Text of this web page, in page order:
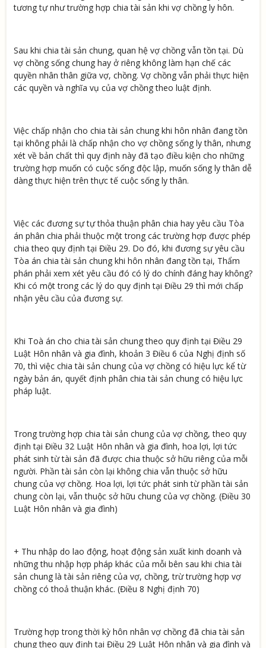
tương tự như trường hợp chia tài sản khi vợ chồng ly hôn.
Sau khi chia tài sản chung, quan hệ vợ chồng vẫn tồn tại. Dù
vợ chồng sống chung hay ở riêng không làm hạn chế các
quyền nhân thân giữa vợ, chồng. Vợ chồng vẫn phải thực hiện
các quyền và nghĩa vụ của vợ chồng theo luật định.
Việc chấp nhận cho chia tài sản chung khi hôn nhân đang tồn
tại không phải là chấp nhận cho vợ chồng sống ly thân, nhưng
xét về bản chất thì quy định này đã tạo điều kiện cho những
trường hợp muốn có cuộc sống độc lập, muốn sống ly thân dễ
dàng thực hiện trên thực tế cuộc sống ly thân.
Việc các đương sự tự thỏa thuận phân chia hay yêu cầu Tòa
án phân chia phải thuộc một trong các trường hợp được phép
chia theo quy định tại Điều 29. Do đó, khi đương sự yêu cầu
Tòa án chia tài sản chung khi hôn nhân đang tồn tại, Thẩm
phán phải xem xét yêu cầu đó có lý do chính đáng hay không?
Khi có một trong các lý do quy định tại Điều 29 thì mới chấp
nhận yêu cầu của đương sự.
Khi Toà án cho chia tài sản chung theo quy định tại Điều 29
Luật Hôn nhân và gia đình, khoản 3 Điều 6 của Nghị định số
70, thì việc chia tài sản chung của vợ chồng có hiệu lực kể từ
ngày bản án, quyết định phân chia tài sản chung có hiệu lực
pháp luật.
Trong trường hợp chia tài sản chung của vợ chồng, theo quy
định tại Điều 32 Luật Hôn nhân và gia đình, hoa lợi, lợi tức
phát sinh từ tài sản đã được chia thuộc sở hữu riêng của mỗi
người. Phần tài sản còn lại không chia vẫn thuộc sở hữu
chung của vợ chồng. Hoa lợi, lợi tức phát sinh từ phần tài sản
chung còn lại, vẫn thuộc sở hữu chung của vợ chồng. (Điều 30
Luật Hôn nhân và gia đình)
+ Thu nhập do lao động, hoạt động sản xuất kinh doanh và
những thu nhập hợp pháp khác của mỗi bên sau khi chia tài
sản chung là tài sản riêng của vợ, chồng, trừ trường hợp vợ
chồng có thoả thuận khác. (Điều 8 Nghị định 70)
Trường hợp trong thời kỳ hôn nhân vợ chồng đã chia tài sản
chung theo quy định tại Điều 29 Luật Hôn nhân và gia đình và